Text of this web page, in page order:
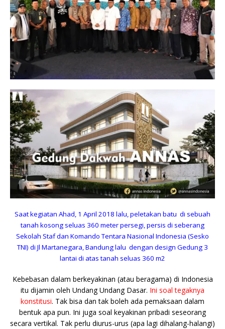
Saat kegiatan Ahad, 1 April 2018 lalu, peletakan batu di sebuah
tanah kosong seluas 360 meter persegi, persis di seberang
Sekolah Staf dan Komando Tentara Nasional Indonesia (Sesko
TNI) di Jl Martanegara, Bandung lalu dengan design Gedung 3
lantai di atas tanah seluas 360 m2
Kebebasan dalam berkeyakinan (atau beragama) di Indonesia
itu dijamin oleh Undang Undang Dasar. Ini soal tegaknya
konstitusi. Tak bisa dan tak boleh ada pemaksaan dalam
bentuk apa pun. Ini juga soal keyakinan pribadi seseorang
secara vertikal. Tak perlu diurus-urus (apa lagi dihalang-halangi)